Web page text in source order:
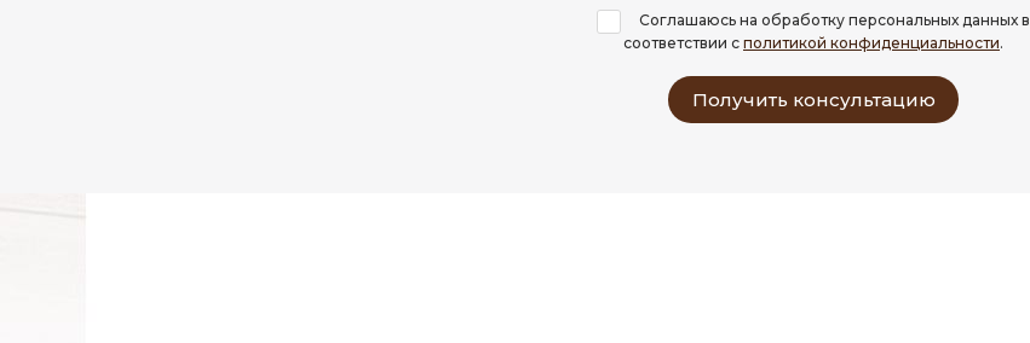
Соглашаюсь на обработку персональных данных в
соответствии с политикой конфиденциальности.
Получить консультацию